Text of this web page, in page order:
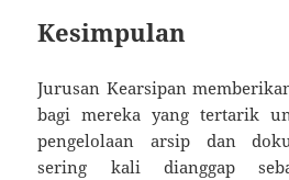
Kesimpulan
Jurusan Kearsipan
bagi mereka yang tertarik
pengelolaan arsip dan
sering kali dianggap